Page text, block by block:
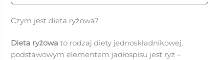
Czym jest dieta ryżowa?
Dieta ryżowa to rodzaj diety jednoskładnikowej,
podstawowym elementem jadłospisu jest ryż –